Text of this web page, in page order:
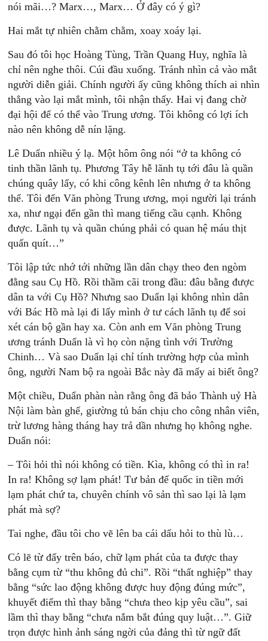
nói mãi…? Marx…, Marx… Ở đây có ý gì?
Hai mắt tự nhiên chằm chằm, xoay xoáy lại.
Sau đó tôi học Hoàng Tùng, Trần Quang Huy, nghĩa là
chỉ nên nghe thôi. Cúi đầu xuống. Tránh nhìn cả vào mắt
người diễn giải. Chính người ấy cũng không thích ai nhìn
thẳng vào lại mắt mình, tôi nhận thấy. Hai vị đang chờ
đại hội để có thể vào Trung ương. Tôi không có lợi ích
nào nên không dễ nín lặng.
Lê Duẩn nhiều ý lạ. Một hôm ông nói “ở ta không có
tinh thần lãnh tụ. Phương Tây hễ lãnh tụ tới đâu là quần
chúng quây lấy, có khi công kênh lên nhưng ở ta không
thế. Tôi đến Văn phòng Trung ương, mọi người lại tránh
xa, như ngại đến gần thì mang tiếng cầu cạnh. Không
được. Lãnh tụ và quần chúng phải có quan hệ máu thịt
quấn quít…”
Tôi lập tức nhớ tới những lần dân chạy theo đen ngòm
đằng sau Cụ Hồ. Rồi thầm cãi trong đầu: đâu bằng được
dân ta với Cụ Hồ? Nhưng sao Duẩn lại không nhìn dân
với Bác Hồ mà lại đi lấy mình ở tư cách lãnh tụ để soi
xét cán bộ gần hay xa. Còn anh em Văn phòng Trung
ương tránh Duẩn là vì họ còn nặng tình với Trường
Chinh… Và sao Duẩn lại chỉ tính trường hợp của mình
ông, người Nam bộ ra ngoài Bắc này đã mấy ai biết ông?
Một chiều, Duẩn phàn nàn rằng ông đã bảo Thành uỷ Hà
Nội làm bàn ghế, giường tủ bán chịu cho công nhân viên,
trừ lương hàng tháng hay trả dần nhưng họ không nghe.
Duẩn nói:
– Tôi hỏi thì nói không có tiền. Kìa, không có thì in ra!
In ra! Không sợ lạm phát! Tư bản đế quốc in tiền mới
lạm phát chứ ta, chuyên chính vô sản thì sao lại là lạm
phát mà sợ?
Tai nghe, đầu tôi cho vẽ lên ba cái dấu hỏi to thù lù…
Có lẽ từ đấy trên báo, chữ lạm phát của ta được thay
bằng cụm từ “thu không đủ chi”. Rồi “thất nghiệp” thay
bằng “sức lao động không được huy động đúng mức”,
khuyết điểm thì thay bằng “chưa theo kịp yêu cầu”, sai
lầm thì thay bằng “chưa nắm bắt đúng quy luật…”. Giữ
trọn được hình ảnh sáng ngời của đảng thì từ ngữ đất